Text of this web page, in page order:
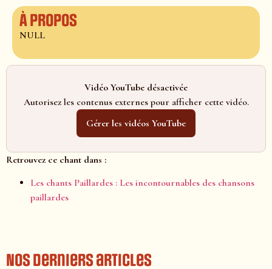
À propos
NULL
Vidéo YouTube désactivée
Autorisez les contenus externes pour afficher cette vidéo.
Gérer les vidéos YouTube
Retrouvez ce chant dans :
Les chants Paillardes : Les incontournables des chansons
paillardes
Nos derniers articles